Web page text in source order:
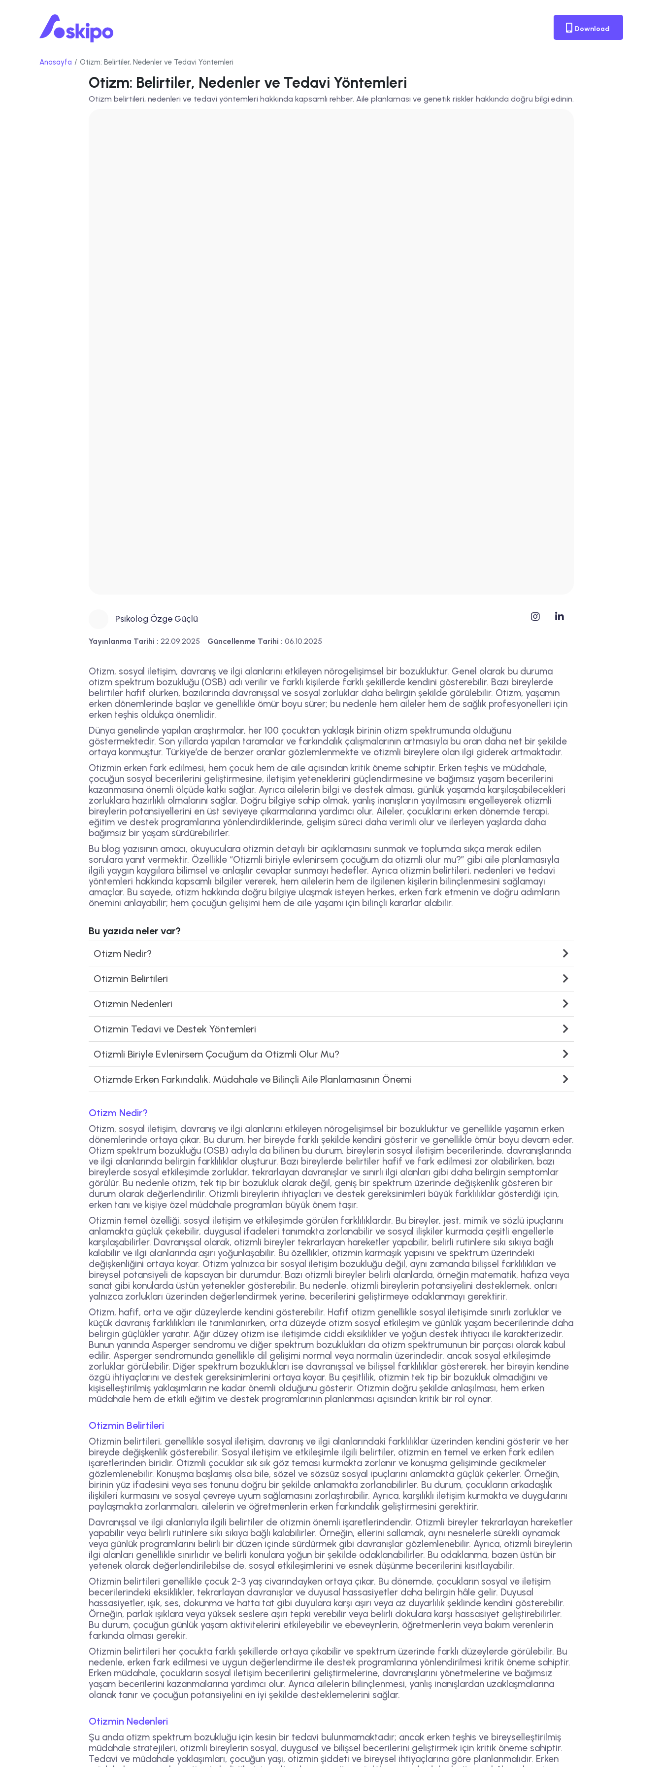
Download
Anasayfa Otizm: Belirtiler, Nedenler ve Tedavi Yöntemleri
Otizm: Belirtiler, Nedenler ve Tedavi Yöntemleri
Otizm belirtileri, nedenleri ve tedavi yöntemleri hakkında kapsamlı rehber. Aile planlaması ve genetik riskler hakkında doğru bilgi edinin.
Psikolog Özge Güçlü
Yayınlanma Tarihi : 22.09.2025 Güncellenme Tarihi : 06.10.2025
Otizm, sosyal iletişim, davranış ve ilgi alanlarını etkileyen nörogelişimsel bir bozukluktur. Genel olarak bu duruma
otizm spektrum bozukluğu (OSB) adı verilir ve farklı kişilerde farklı şekillerde kendini gösterebilir. Bazı bireylerde
belirtiler hafif olurken, bazılarında davranışsal ve sosyal zorluklar daha belirgin şekilde görülebilir. Otizm, yaşamın
erken dönemlerinde başlar ve genellikle ömür boyu sürer; bu nedenle hem aileler hem de sağlık profesyonelleri için
erken teşhis oldukça önemlidir.
Dünya genelinde yapılan araştırmalar, her 100 çocuktan yaklaşık birinin otizm spektrumunda olduğunu
göstermektedir. Son yıllarda yapılan taramalar ve farkındalık çalışmalarının artmasıyla bu oran daha net bir şekilde
ortaya konmuştur. Türkiye’de de benzer oranlar gözlemlenmekte ve otizmli bireylere olan ilgi giderek artmaktadır.
Otizmin erken fark edilmesi, hem çocuk hem de aile açısından kritik öneme sahiptir. Erken teşhis ve müdahale,
çocuğun sosyal becerilerini geliştirmesine, iletişim yeteneklerini güçlendirmesine ve bağımsız yaşam becerilerini
kazanmasına önemli ölçüde katkı sağlar. Ayrıca ailelerin bilgi ve destek alması, günlük yaşamda karşılaşabilecekleri
zorluklara hazırlıklı olmalarını sağlar. Doğru bilgiye sahip olmak, yanlış inanışların yayılmasını engelleyerek otizmli
bireylerin potansiyellerini en üst seviyeye çıkarmalarına yardımcı olur. Aileler, çocuklarını erken dönemde terapi,
eğitim ve destek programlarına yönlendirdiklerinde, gelişim süreci daha verimli olur ve ilerleyen yaşlarda daha
bağımsız bir yaşam sürdürebilirler.
Bu blog yazısının amacı, okuyuculara otizmin detaylı bir açıklamasını sunmak ve toplumda sıkça merak edilen
sorulara yanıt vermektir. Özellikle “Otizmli biriyle evlenirsem çocuğum da otizmli olur mu?” gibi aile planlamasıyla
ilgili yaygın kaygılara bilimsel ve anlaşılır cevaplar sunmayı hedefler. Ayrıca otizmin belirtileri, nedenleri ve tedavi
yöntemleri hakkında kapsamlı bilgiler vererek, hem ailelerin hem de ilgilenen kişilerin bilinçlenmesini sağlamayı
amaçlar. Bu sayede, otizm hakkında doğru bilgiye ulaşmak isteyen herkes, erken fark etmenin ve doğru adımların
önemini anlayabilir; hem çocuğun gelişimi hem de aile yaşamı için bilinçli kararlar alabilir.
Bu yazıda neler var?
Otizm Nedir?
Otizmin Belirtileri
Otizmin Nedenleri
Otizmin Tedavi ve Destek Yöntemleri
Otizmli Biriyle Evlenirsem Çocuğum da Otizmli Olur Mu?
Otizmde Erken Farkındalık, Müdahale ve Bilinçli Aile Planlamasının Önemi
Otizm Nedir?
Otizm, sosyal iletişim, davranış ve ilgi alanlarını etkileyen nörogelişimsel bir bozukluktur ve genellikle yaşamın erken
dönemlerinde ortaya çıkar. Bu durum, her bireyde farklı şekilde kendini gösterir ve genellikle ömür boyu devam eder.
Otizm spektrum bozukluğu (OSB) adıyla da bilinen bu durum, bireylerin sosyal iletişim becerilerinde, davranışlarında
ve ilgi alanlarında belirgin farklılıklar oluşturur. Bazı bireylerde belirtiler hafif ve fark edilmesi zor olabilirken, bazı
bireylerde sosyal etkileşimde zorluklar, tekrarlayan davranışlar ve sınırlı ilgi alanları gibi daha belirgin semptomlar
görülür. Bu nedenle otizm, tek tip bir bozukluk olarak değil, geniş bir spektrum üzerinde değişkenlik gösteren bir
durum olarak değerlendirilir. Otizmli bireylerin ihtiyaçları ve destek gereksinimleri büyük farklılıklar gösterdiği için,
erken tanı ve kişiye özel müdahale programları büyük önem taşır.
Otizmin temel özelliği, sosyal iletişim ve etkileşimde görülen farklılıklardır. Bu bireyler, jest, mimik ve sözlü ipuçlarını
anlamakta güçlük çekebilir, duygusal ifadeleri tanımakta zorlanabilir ve sosyal ilişkiler kurmada çeşitli engellerle
karşılaşabilirler. Davranışsal olarak, otizmli bireyler tekrarlayan hareketler yapabilir, belirli rutinlere sıkı sıkıya bağlı
kalabilir ve ilgi alanlarında aşırı yoğunlaşabilir. Bu özellikler, otizmin karmaşık yapısını ve spektrum üzerindeki
değişkenliğini ortaya koyar. Otizm yalnızca bir sosyal iletişim bozukluğu değil, aynı zamanda bilişsel farklılıkları ve
bireysel potansiyeli de kapsayan bir durumdur. Bazı otizmli bireyler belirli alanlarda, örneğin matematik, hafıza veya
sanat gibi konularda üstün yetenekler gösterebilir. Bu nedenle, otizmli bireylerin potansiyelini desteklemek, onları
yalnızca zorlukları üzerinden değerlendirmek yerine, becerilerini geliştirmeye odaklanmayı gerektirir.
Otizm, hafif, orta ve ağır düzeylerde kendini gösterebilir. Hafif otizm genellikle sosyal iletişimde sınırlı zorluklar ve
küçük davranış farklılıkları ile tanımlanırken, orta düzeyde otizm sosyal etkileşim ve günlük yaşam becerilerinde daha
belirgin güçlükler yaratır. Ağır düzey otizm ise iletişimde ciddi eksiklikler ve yoğun destek ihtiyacı ile karakterizedir.
Bunun yanında Asperger sendromu ve diğer spektrum bozuklukları da otizm spektrumunun bir parçası olarak kabul
edilir. Asperger sendromunda genellikle dil gelişimi normal veya normalin üzerindedir, ancak sosyal etkileşimde
zorluklar görülebilir. Diğer spektrum bozuklukları ise davranışsal ve bilişsel farklılıklar göstererek, her bireyin kendine
özgü ihtiyaçlarını ve destek gereksinimlerini ortaya koyar. Bu çeşitlilik, otizmin tek tip bir bozukluk olmadığını ve
kişiselleştirilmiş yaklaşımların ne kadar önemli olduğunu gösterir. Otizmin doğru şekilde anlaşılması, hem erken
müdahale hem de etkili eğitim ve destek programlarının planlanması açısından kritik bir rol oynar.
Otizmin Belirtileri
Otizmin belirtileri, genellikle sosyal iletişim, davranış ve ilgi alanlarındaki farklılıklar üzerinden kendini gösterir ve her
bireyde değişkenlik gösterebilir. Sosyal iletişim ve etkileşimle ilgili belirtiler, otizmin en temel ve erken fark edilen
işaretlerinden biridir. Otizmli çocuklar sık sık göz teması kurmakta zorlanır ve konuşma gelişiminde gecikmeler
gözlemlenebilir. Konuşma başlamış olsa bile, sözel ve sözsüz sosyal ipuçlarını anlamakta güçlük çekerler. Örneğin,
birinin yüz ifadesini veya ses tonunu doğru bir şekilde anlamakta zorlanabilirler. Bu durum, çocukların arkadaşlık
ilişkileri kurmasını ve sosyal çevreye uyum sağlamasını zorlaştırabilir. Ayrıca, karşılıklı iletişim kurmakta ve duygularını
paylaşmakta zorlanmaları, ailelerin ve öğretmenlerin erken farkındalık geliştirmesini gerektirir.
Davranışsal ve ilgi alanlarıyla ilgili belirtiler de otizmin önemli işaretlerindendir. Otizmli bireyler tekrarlayan hareketler
yapabilir veya belirli rutinlere sıkı sıkıya bağlı kalabilirler. Örneğin, ellerini sallamak, aynı nesnelerle sürekli oynamak
veya günlük programlarını belirli bir düzen içinde sürdürmek gibi davranışlar gözlemlenebilir. Ayrıca, otizmli bireylerin
ilgi alanları genellikle sınırlıdır ve belirli konulara yoğun bir şekilde odaklanabilirler. Bu odaklanma, bazen üstün bir
yetenek olarak değerlendirilebilse de, sosyal etkileşimlerini ve esnek düşünme becerilerini kısıtlayabilir.
Otizmin belirtileri genellikle çocuk 2-3 yaş civarındayken ortaya çıkar. Bu dönemde, çocukların sosyal ve iletişim
becerilerindeki eksiklikler, tekrarlayan davranışlar ve duyusal hassasiyetler daha belirgin hâle gelir. Duyusal
hassasiyetler, ışık, ses, dokunma ve hatta tat gibi duyulara karşı aşırı veya az duyarlılık şeklinde kendini gösterebilir.
Örneğin, parlak ışıklara veya yüksek seslere aşırı tepki verebilir veya belirli dokulara karşı hassasiyet geliştirebilirler.
Bu durum, çocuğun günlük yaşam aktivitelerini etkileyebilir ve ebeveynlerin, öğretmenlerin veya bakım verenlerin
farkında olması gerekir.
Otizmin belirtileri her çocukta farklı şekillerde ortaya çıkabilir ve spektrum üzerinde farklı düzeylerde görülebilir. Bu
nedenle, erken fark edilmesi ve uygun değerlendirme ile destek programlarına yönlendirilmesi kritik öneme sahiptir.
Erken müdahale, çocukların sosyal iletişim becerilerini geliştirmelerine, davranışlarını yönetmelerine ve bağımsız
yaşam becerilerini kazanmalarına yardımcı olur. Ayrıca ailelerin bilinçlenmesi, yanlış inanışlardan uzaklaşmalarına
olanak tanır ve çocuğun potansiyelini en iyi şekilde desteklemelerini sağlar.
Otizmin Nedenleri
Şu anda otizm spektrum bozukluğu için kesin bir tedavi bulunmamaktadır; ancak erken teşhis ve bireyselleştirilmiş
müdahale stratejileri, otizmli bireylerin sosyal, duygusal ve bilişsel becerilerini geliştirmek için kritik öneme sahiptir.
Tedavi ve müdahale yaklaşımları, çocuğun yaşı, otizmin şiddeti ve bireysel ihtiyaçlarına göre planlanmalıdır. Erken